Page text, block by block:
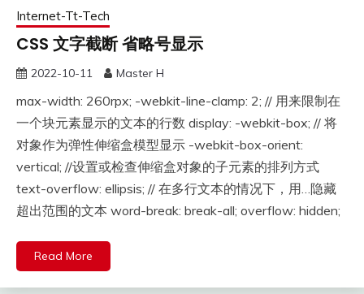
Internet-Tt-Tech
CSS 文字截断 省略号显示
2022-10-11 Master H
max-width: 260rpx; -webkit-line-clamp: 2; // 用来限制在
一个块元素显示的文本的行数 display: -webkit-box; // 将
对象作为弹性伸缩盒模型显示 -webkit-box-orient:
vertical; //设置或检查伸缩盒对象的子元素的排列方式
text-overflow: ellipsis; // 在多行文本的情况下，用…隐藏
超出范围的文本 word-break: break-all; overflow: hidden;
Read More